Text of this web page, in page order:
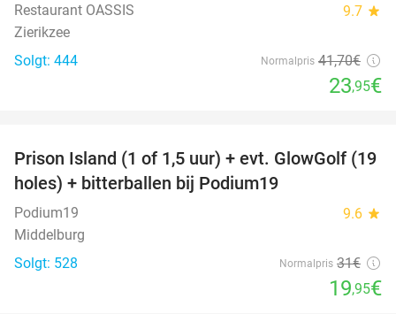
Restaurant OASSIS 9.7 star
Zierikzee
Solgt: 444
Normalpris 41,70€
23,95€
36%
Prison Island (1 of 1,5 uur) + evt. GlowGolf (19
holes) + bitterballen bij Podium19
Podium19 9.6 star
Middelburg
Solgt: 528
Normalpris 31€
19,95€